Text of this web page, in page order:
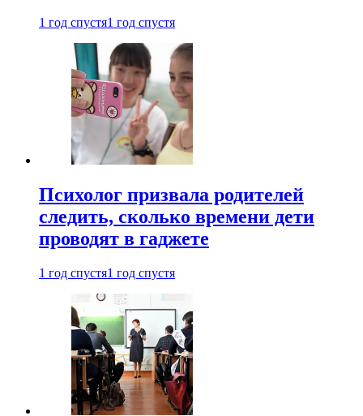
1 год спустя1 год спустя
Психолог призвала родителей
следить, сколько времени дети
проводят в гаджете
1 год спустя1 год спустя